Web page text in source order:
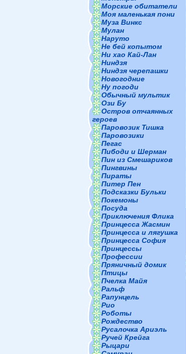
Морские обитатели
Моя маленькая пони
Муза Винкс
Мулан
Наруто
Не бей копытом
Ни хао Кай-Лан
Ниндзя
Ниндзя черепашки
Новогодние
Ну погоди
Обычный мультик
Ози Бу
Остров отчаянных
героев
Паровозик Тишка
Паровозики
Пегас
Пибоди и Шерман
Пин из Смешариков
Пингвины
Пираты
Питер Пен
Подсказки Бульки
Покемоны
Посуда
Приключения Флика
Принцесса Жасмин
Принцесса и лягушка
Принцесса София
Принцессы
Профессии
Пряничный домик
Птицы
Пчелка Майя
Ральф
Рапунцель
Рио
Роботы
Рождество
Русалочка Ариэль
Ручей Крейга
Рыцари